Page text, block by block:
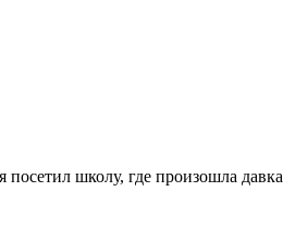
школу, где произошла давка